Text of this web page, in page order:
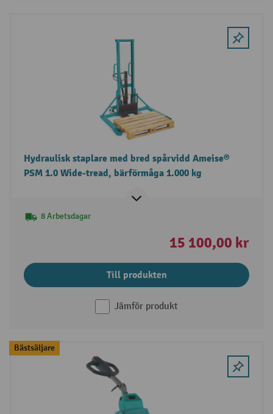
Hydraulisk staplare med bred spårvidd Ameise®
PSM 1.0 Wide-tread, bärförmåga 1.000 kg
8 Arbetsdagar
15 100,00 kr
Till produkten
Jämför produkt
Bästsäljare